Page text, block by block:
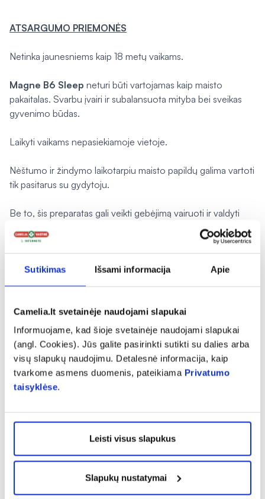
Sutikimas Išsami informacija Apie
Camelia.lt svetainėje naudojami slapukai
Informuojame, kad šioje svetainėje naudojami slapukai
(angl. Cookies). Jūs galite pasirinkti sutikti su dalies arba
visų slapukų naudojimu. Detalesnė informacija, kaip
tvarkome asmens duomenis, pateikiama Privatumo
taisyklėse.
Leisti visus slapukus
Slapukų nustatymai
ATSARGUMO PRIEMONĖS
Netinka jaunesniems kaip 18 metų vaikams.
Magne B6 Sleep neturi būti vartojamas kaip maisto
pakaitalas. Svarbu įvairi ir subalansuota mityba bei sveikas
gyvenimo būdas.
Laikyti vaikams nepasiekiamoje vietoje.
Nėštumo ir žindymo laikotarpiu maisto papildų galima vartoti
tik pasitarus su gydytoju.
Be to, šis preparatas gali veikti gebėjimą vairuoti ir valdyti
mechanizmus, todėl jo vartojantiems žmonėms vairuoti ir
valdyti mechanizmų negalima.
Jei po 3 savaičių nejaučiama maisto papildo poveikio,
būtina pasitarti su gydytoju arba kvalifikuotu sveikatos
Dėmesio! Apyniai sukelia fitoestrogenams būdingą poveikį,
kadangi sudėtyje yra 8-prenilnaringenino
(8-PN). Dėl to šis preparatas nerekomenduojamas krūties
vėžiu sirgusioms moterims, kad būtų išvengta apynių
ekstrakto vartojimo.
Pranešti apie klaidą prekės aprašyme
Charakteristika expand_more